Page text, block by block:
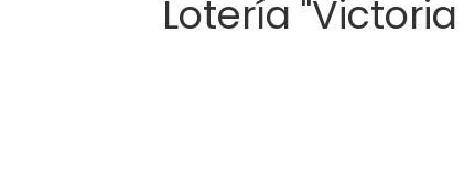
Lotería "Victoria